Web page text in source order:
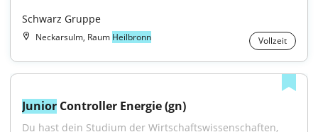
Schwarz Gruppe
Neckarsulm, Raum Heilbronn Vollzeit
Junior Controller Energie (gn)
Du hast dein Studium der Wirtschaftswissenschaften,